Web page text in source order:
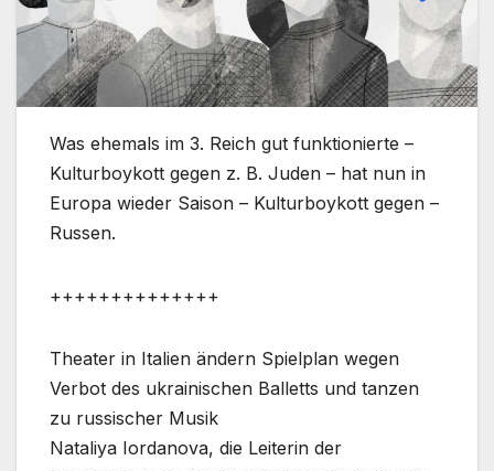
Was ehemals im 3. Reich gut funktionierte –
Kulturboykott gegen z. B. Juden – hat nun in
Europa wieder Saison – Kulturboykott gegen –
Russen.
++++++++++++++
Theater in Italien ändern Spielplan wegen
Verbot des ukrainischen Balletts und tanzen
zu russischer Musik
Nataliya Iordanova, die Leiterin der